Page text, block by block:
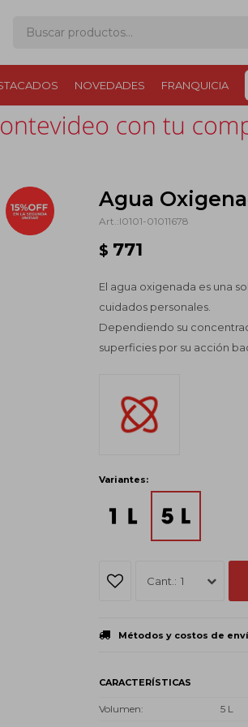
NOVEDADES FRANQUICIA
Agua
I0101-01011678
$ 771
El agua oxigenada es una
cuidados personales.
Dependiendo su
superficies por su acción
Variantes:
1
Métodos y costos de
CARACTERÍSTICAS
Volumen
5 L